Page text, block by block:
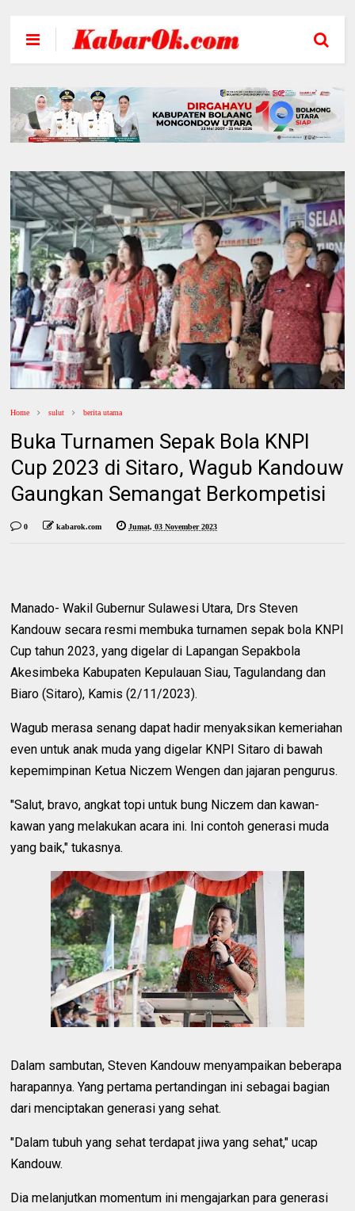
Home sulut berita utama
Buka Turnamen Sepak Bola KNPI
Cup 2023 di Sitaro, Wagub Kandouw
Gaungkan Semangat Berkompetisi
0 kabarok.com Jumat, 03 November 2023
Manado- Wakil Gubernur Sulawesi Utara, Drs Steven
Kandouw secara resmi membuka turnamen sepak bola KNPI
Cup tahun 2023, yang digelar di Lapangan Sepakbola
Akesimbeka Kabupaten Kepulauan Siau, Tagulandang dan
Biaro (Sitaro), Kamis (2/11/2023).
Wagub merasa senang dapat hadir menyaksikan kemeriahan
even untuk anak muda yang digelar KNPI Sitaro di bawah
kepemimpinan Ketua Niczem Wengen dan jajaran pengurus.
"Salut, bravo, angkat topi untuk bung Niczem dan kawan-
kawan yang melakukan acara ini. Ini contoh generasi muda
yang baik," tukasnya.
Dalam sambutan, Steven Kandouw menyampaikan beberapa
harapannya. Yang pertama pertandingan ini sebagai bagian
dari menciptakan generasi yang sehat.
"Dalam tubuh yang sehat terdapat jiwa yang sehat," ucap
Kandouw.
Dia melanjutkan momentum ini mengajarkan para generasi